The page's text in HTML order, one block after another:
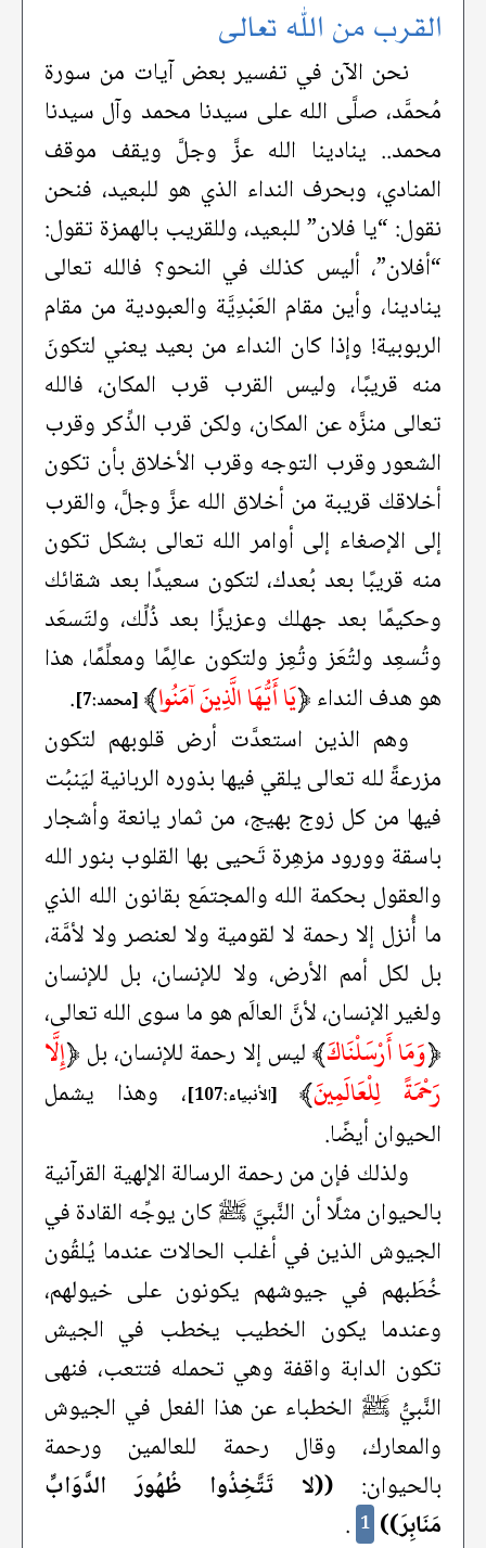
القرب من الله تعالى
نحن الآن في تفسير بعض آيات من سورة
مُحمَّد، صلَّى الله على سيدنا محمد وآل سيدنا
محمد.. ينادينا الله عزَّ وجلَّ ويقف موقف
المنادي، وبحرف النداء الذي هو للبعيد، فنحن
نقول: “يا فلان” للبعيد، وللقريب بالهمزة تقول:
“أفلان”، أليس كذلك في النحو؟ فالله تعالى
ينادينا، وأين مقام العَبْدِيَّة والعبودية من مقام
الربوبية! وإذا كان النداء من بعيد يعني لتكونَ
منه قريبًا، وليس القرب قرب المكان، فالله
تعالى منزَّه عن المكان، ولكن قرب الذِّكر وقرب
الشعور وقرب التوجه وقرب الأخلاق بأن تكون
أخلاقك قريبة من أخلاق الله عزَّ وجلَّ، والقرب
إلى الإصغاء إلى أوامر الله تعالى بشكل تكون
منه قريبًا بعد بُعدك، لتكون سعيدًا بعد شقائك
وحكيمًا بعد جهلك وعزيزًا بعد ذُلِّك، ولتَسعَد
وتُسعِد ولتُعَز وتُعِز ولتكون عالِمًا ومعلِّمًا، هذا
هو هدف النداء﴿يَا أَيُّهَا الَّذِينَ آمَنُوا﴾ [محمد:7]
.
وهم الذين استعدَّت أرض قلوبهم لتكون
مزرعةً لله تعالى يلقي فيها بذوره الربانية ليَنبُت
فيها من كل زوج بهيج، من ثمار يانعة وأشجار
باسقة وورود مزهِرة تَحيى بها القلوب بنور الله
والعقول بحكمة الله والمجتمَع بقانون الله الذي
ما أُنزل إلا رحمة لا لقومية ولا لعنصر ولا لأمَّة،
بل لكل أمم الأرض، ولا للإنسان، بل للإنسان
ولغير الإنسان، لأنَّ العالَم هو ما سوى الله تعالى،
﴿وَمَا أَرْسَلْنَاكَ﴾ليس إلا رحمة للإنسان، بل ﴿إِلَّا
رَحْمَةً لِلْعَالَمِينَ﴾ [الأنبياء:107]
، وهذا يشمل
الحيوان أيضًا.
ولذلك فإن من رحمة الرسالة الإلهية القرآنية
بالحيوان مثلًا أن النَّبيَّ ﷺ كان يوجِّه القادة في
الجيوش الذين في أغلب الحالات عندما يُلقُون
خُطَبهم في جيوشهم يكونون على خيولهم،
وعندما يكون الخطيب يخطب في الجيش
تكون الدابة واقفة وهي تحمله فتتعب، فنهى
النَّبيُّ ﷺ الخطباء عن هذا الفعل في الجيوش
والمعارك، وقال رحمة للعالمين ورحمة
بالحيوان: ((لا تَتَّخِذُوا ظُهُورَ الدَّوَابِّ
مَنَابِرَ)) 1
.